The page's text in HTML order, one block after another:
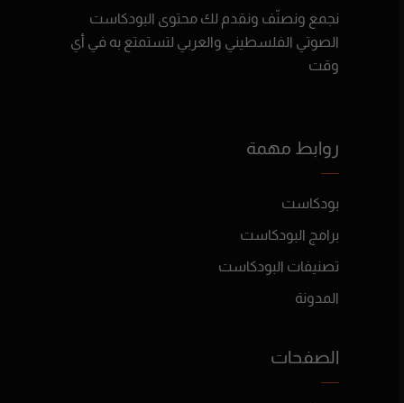
نجمع ونصنّف ونقدم لك محتوى البودكاست
الصوتي الفلسطيني والعربي لتستمتع به في أي
وقت
روابط مهمة
بودكاست
برامج البودكاست
تصنيفات البودكاست
المدونة
الصفحات